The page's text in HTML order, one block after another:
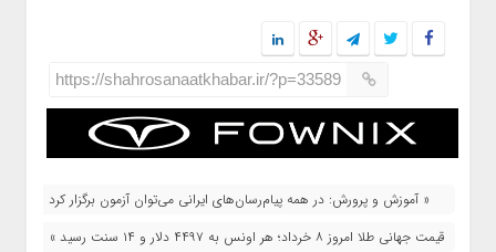
https://shahrosanaatkhabar.ir/?p=33589
« آموزش و پرورش: در همه پیام‌رسان‌های ایرانی می‌توان آزمون برگزار کرد
قیمت جهانی طلا امروز ۸ خرداد؛ هر اونس به ۴۴۹۷ دلار و ۱۴ سنت رسید »